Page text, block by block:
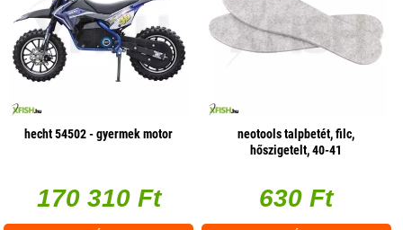
hecht 54502 - gyermek motor
170 310 Ft
neotools talpbetét, filc,
hőszigetelt, 40-41
630 Ft